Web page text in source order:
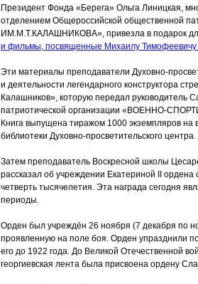
Президент Фонда «Берега» Ольга Линицкая,
отделением Общероссийской общественной
ИМ.М.Т.КАЛАШНИКОВА», привезла в подарок
и фильмы, посвященные Михаилу Тимофеевичу
Эти материалы преподаватели Духовно-
и деятельности легендарного конструктора
Калашников», которую передал руководитель
патриотической организации «ВОЕННО-
Книга выпущена тиражом 1000 экземпляров на
библиотеки Духовно-просветительского центра.
Затем преподаватель Воскресной школы
рассказал об учреждении Екатериной II ордена
четверть тысячелетия. Эта награда сегодня
периоды.
Орден был учреждён 26 ноября (7 декабря по
проявленную на поле боя. Орден упразднили
его до 1922 года. До Великой Отечественной
георгиевская лента была присвоена ордену